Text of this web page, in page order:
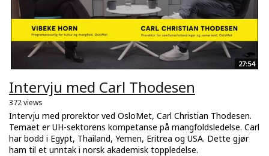
27:54
Intervju med Carl Thodesen
372 views
Intervju med prorektor ved OsloMet, Carl Christian Thodesen.
Temaet er UH-sektorens kompetanse på mangfoldsledelse. Carl
har bodd i Egypt, Thailand, Yemen, Eritrea og USA. Dette gjør
ham til et unntak i norsk akademisk toppledelse.